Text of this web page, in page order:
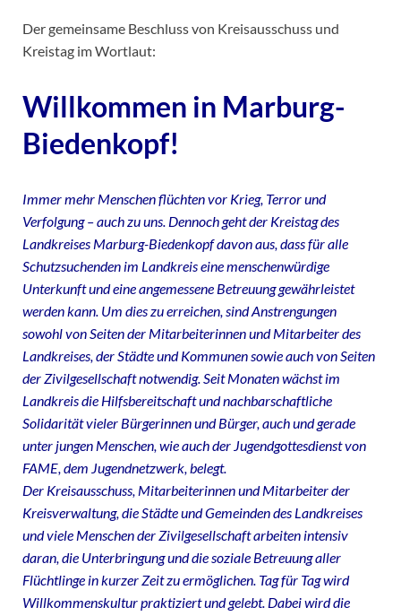
Der gemeinsame Beschluss von Kreisausschuss und
Kreistag im Wortlaut:
Willkommen in Marburg-
Biedenkopf!
Immer mehr Menschen flüchten vor Krieg, Terror und
Verfolgung – auch zu uns. Dennoch geht der Kreistag des
Landkreises Marburg-Biedenkopf davon aus, dass für alle
Schutzsuchenden im Landkreis eine menschenwürdige
Unterkunft und eine angemessene Betreuung gewährleistet
werden kann. Um dies zu erreichen, sind Anstrengungen
sowohl von Seiten der Mitarbeiterinnen und Mitarbeiter des
Landkreises, der Städte und Kommunen sowie auch von Seiten
der Zivilgesellschaft notwendig. Seit Monaten wächst im
Landkreis die Hilfsbereitschaft und nachbarschaftliche
Solidarität vieler Bürgerinnen und Bürger, auch und gerade
unter jungen Menschen, wie auch der Jugendgottesdienst von
FAME, dem Jugendnetzwerk, belegt.
Der Kreisausschuss, Mitarbeiterinnen und Mitarbeiter der
Kreisverwaltung, die Städte und Gemeinden des Landkreises
und viele Menschen der Zivilgesellschaft arbeiten intensiv
daran, die Unterbringung und die soziale Betreuung aller
Flüchtlinge in kurzer Zeit zu ermöglichen. Tag für Tag wird
Willkommenskultur praktiziert und gelebt. Dabei wird die